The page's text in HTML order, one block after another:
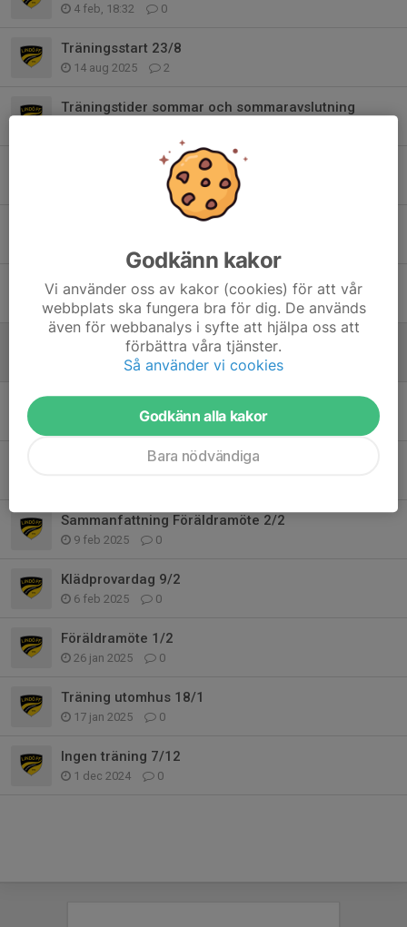
4 feb, 18:32 0
Träningsstart 23/8
14 aug 2025 2
Träningstider sommar och sommaravslutning
Jönsbergska cup 14/6
0
Information om träningstider - utomhus
8 apr 2025 2
29 mar 2025 0
Utomhusträning 29/3
28 mar 2025 0
OSA: T-Shirt P18 - Dags att beställa!
Sammanfattning Föräldramöte 2/2
9 feb 2025 0
Klädprovardag 9/2
6 feb 2025 0
Föräldramöte 1/2
26 jan 2025 0
Träning utomhus 18/1
17 jan 2025 0
Ingen träning 7/12
1 dec 2024 0
Godkänn kakor
Vi använder oss av kakor (cookies) för att vår
webbplats ska fungera bra för dig. De används
även för webbanalys i syfte att hjälpa oss att
förbättra våra tjänster.
Så använder vi cookies
Godkänn alla kakor
Bara nödvändiga